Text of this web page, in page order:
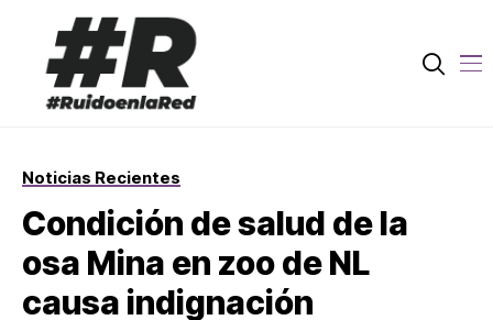
Noticias Recientes
Condición de salud de la
osa Mina en zoo de NL
causa indignación